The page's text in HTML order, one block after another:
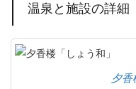
温泉と施設の詳細
夕香